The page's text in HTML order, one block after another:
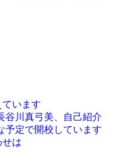
います
谷川真弓美、自己紹介
予定で開校しています
せは